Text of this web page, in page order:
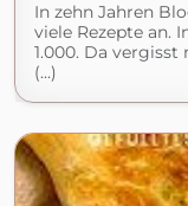
In zehn Jahren
viele Rezepte an.
1.000. Da vergisst
(...)